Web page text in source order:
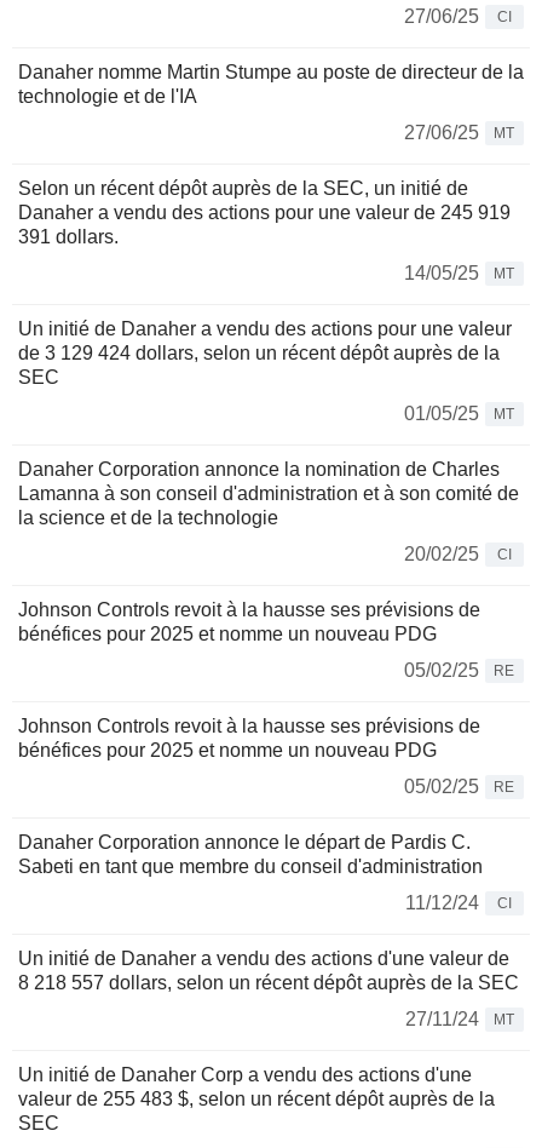
27/06/25 CI
Danaher nomme Martin Stumpe au poste de directeur de la
technologie et de l'IA
27/06/25
MT
Selon un récent dépôt auprès de la SEC, un initié de
Danaher a vendu des actions pour une valeur de 245 919
391 dollars.
14/05/25
MT
Un initié de Danaher a vendu des actions pour une valeur
de 3 129 424 dollars, selon un récent dépôt auprès de la
SEC
01/05/25
MT
Danaher Corporation annonce la nomination de Charles
Lamanna à son conseil d'administration et à son comité de
la science et de la technologie
20/02/25
CI
Johnson Controls revoit à la hausse ses prévisions de
bénéfices pour 2025 et nomme un nouveau PDG
05/02/25
RE
Johnson Controls revoit à la hausse ses prévisions de
bénéfices pour 2025 et nomme un nouveau PDG
05/02/25
RE
Danaher Corporation annonce le départ de Pardis C.
Sabeti en tant que membre du conseil d'administration
11/12/24
CI
Un initié de Danaher a vendu des actions d'une valeur de
8 218 557 dollars, selon un récent dépôt auprès de la SEC
27/11/24
MT
Un initié de Danaher Corp a vendu des actions d'une
valeur de 255 483 $, selon un récent dépôt auprès de la
SEC